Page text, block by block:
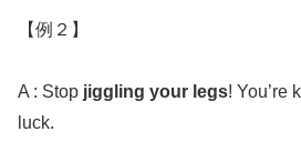
【例２】
A : Stop jiggling your legs! You’re
luck.